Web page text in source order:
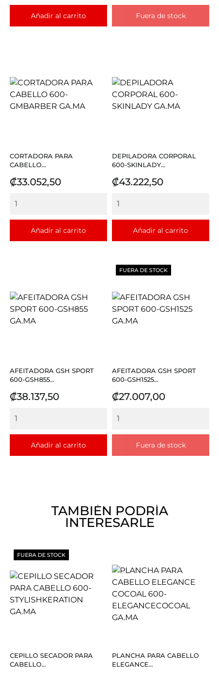
Añadir al carrito Fuera de stock
CORTADORA PARA
CABELLO...
Precio
₡33.052,50
Añadir al carrito
DEPILADORA CORPORAL
600-SKINLADY...
Precio
₡43.222,50
Añadir al carrito
AFEITADORA GSH SPORT
600-GSH855...
Precio
₡38.137,50
Añadir al carrito
AFEITADORA GSH SPORT
600-GSH1525...
Precio
₡27.007,00
Fuera de stock
FUERA DE STOCK
TAMBIÉN PODRÍA
INTERESARLE
CEPILLO SECADOR PARA
CABELLO...
FUERA DE STOCK
PLANCHA PARA CABELLO
ELEGANCE...